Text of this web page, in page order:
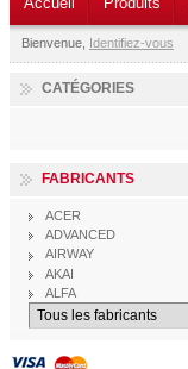
Bienvenue, Identifiez-vous
CATÉGORIES
FABRICANTS
ACER
ADVANCED
AIRWAY
AKAI
ALFA